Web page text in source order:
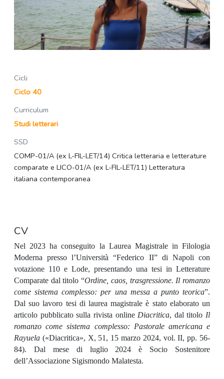
Cicli
Ciclo 40
Curriculum
Studi letterari
SSD
COMP-01/A (ex L-FIL-LET/14) Critica letteraria e letterature
comparate e LICO-01/A (ex L-FIL-LET/11) Letteratura
italiana contemporanea
CV
Nel 2023 ha conseguito la Laurea Magistrale in Filologia
Moderna presso l’Università “Federico II” di Napoli con
votazione 110 e Lode, presentando una tesi in Letterature
Comparate dal titolo “Ordine, caos, trasgressione. Il romanzo
come sistema complesso: per una messa a punto teorica”.
Dal suo lavoro tesi di laurea magistrale è stato elaborato un
articolo pubblicato sulla rivista online Diacritica, dal titolo Il
romanzo come sistema complesso: Pastorale americana e
Rayuela («Diacritica», X, 51, 15 marzo 2024, vol. II, pp. 56-
84). Dal mese di luglio 2024 è Socio Sostenitore
dell’Associazione Sigismondo Malatesta.